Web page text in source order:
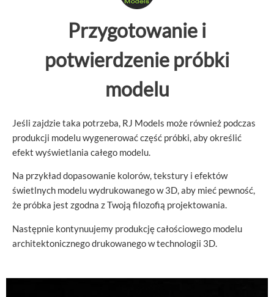
Przygotowanie i
potwierdzenie próbki
modelu
Jeśli zajdzie taka potrzeba, RJ Models może również podczas
produkcji modelu wygenerować część próbki, aby określić
efekt wyświetlania całego modelu.
Na przykład dopasowanie kolorów, tekstury i efektów
świetlnych modelu wydrukowanego w 3D, aby mieć pewność,
że próbka jest zgodna z Twoją filozofią projektowania.
Następnie kontynuujemy produkcję całościowego modelu
architektonicznego drukowanego w technologii 3D.